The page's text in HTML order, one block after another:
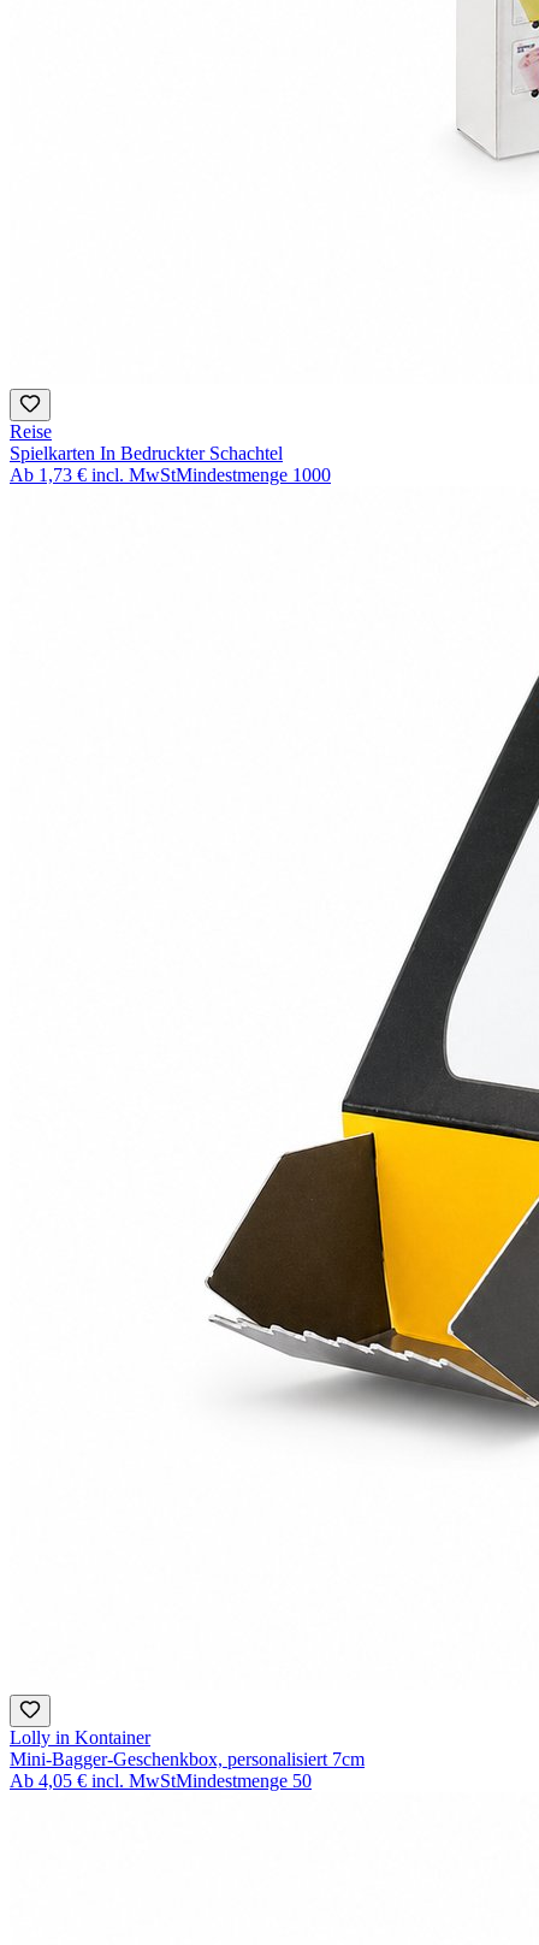
Reise
Spielkarten In Bedruckter Schachtel
Ab 1,73 € incl. MwStMindestmenge 1000
Lolly in Kontainer
Mini-Bagger-Geschenkbox, personalisiert 7cm
Ab 4,05 € incl. MwStMindestmenge 50